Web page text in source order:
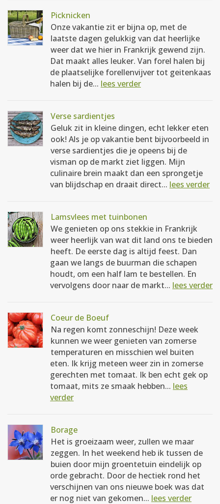
Picknicken
Onze vakantie zit er bijna op, met de
laatste dagen gelukkig van dat heerlijke
weer dat we hier in Frankrijk gewend zijn.
Dat maakt alles leuker. Van forel halen bij
de plaatselijke forellenvijver tot geitenkaas
halen bij de... lees verder
Verse sardientjes
Geluk zit in kleine dingen, echt lekker eten
ook! Als je op vakantie bent bijvoorbeeld in
verse sardientjes die je opeens bij de
visman op de markt ziet liggen. Mijn
culinaire brein maakt dan een sprongetje
van blijdschap en draait direct... lees verder
Lamsvlees met tuinbonen
We genieten op ons stekkie in Frankrijk
weer heerlijk van wat dit land ons te bieden
heeft. De eerste dag is altijd feest. Dan
gaan we langs de buurman die schapen
houdt, om een half lam te bestellen. En
vervolgens door naar de markt... lees verder
Coeur de Boeuf
Na regen komt zonneschijn! Deze week
kunnen we weer genieten van zomerse
temperaturen en misschien wel buiten
eten. Ik krijg meteen weer zin in zomerse
gerechten met tomaat. Ik ben echt gek op
tomaat, mits ze smaak hebben... lees
verder
Borage
Het is groeizaam weer, zullen we maar
zeggen. In het weekend heb ik tussen de
buien door mijn groentetuin eindelijk op
orde gebracht. Door de hectiek rond het
verschijnen van ons nieuwe boek was dat
er nog niet van gekomen... lees verder